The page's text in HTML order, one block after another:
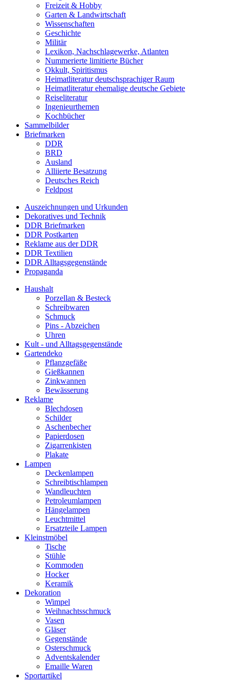
Freizeit & Hobby
Garten & Landwirtschaft
Wissenschaften
Geschichte
Militär
Lexikon, Nachschlagewerke, Atlanten
Nummerierte limitierte Bücher
Okkult, Spiritismus
Heimatliteratur deutschsprachiger Raum
Heimatliteratur ehemalige deutsche Gebiete
Reiseliteratur
Ingenieurthemen
Kochbücher
Sammelbilder
Briefmarken
DDR
BRD
Ausland
Alliierte Besatzung
Deutsches Reich
Feldpost
Auszeichnungen und Urkunden
Dekoratives und Technik
DDR Briefmarken
DDR Postkarten
Reklame aus der DDR
DDR Textilien
DDR Alltagsgegenstände
Propaganda
Haushalt
Porzellan & Besteck
Schreibwaren
Schmuck
Pins - Abzeichen
Uhren
Kult - und Alltagsgegenstände
Gartendeko
Pflanzgefäße
Gießkannen
Zinkwannen
Bewässerung
Reklame
Blechdosen
Schilder
Aschenbecher
Papierdosen
Zigarrenkisten
Plakate
Lampen
Deckenlampen
Schreibtischlampen
Wandleuchten
Petroleumlampen
Hängelampen
Leuchtmittel
Ersatzteile Lampen
Kleinstmöbel
Tische
Stühle
Kommoden
Hocker
Keramik
Dekoration
Wimpel
Weihnachtsschmuck
Vasen
Gläser
Gegenstände
Osterschmuck
Adventskalender
Emaille Waren
Sportartikel